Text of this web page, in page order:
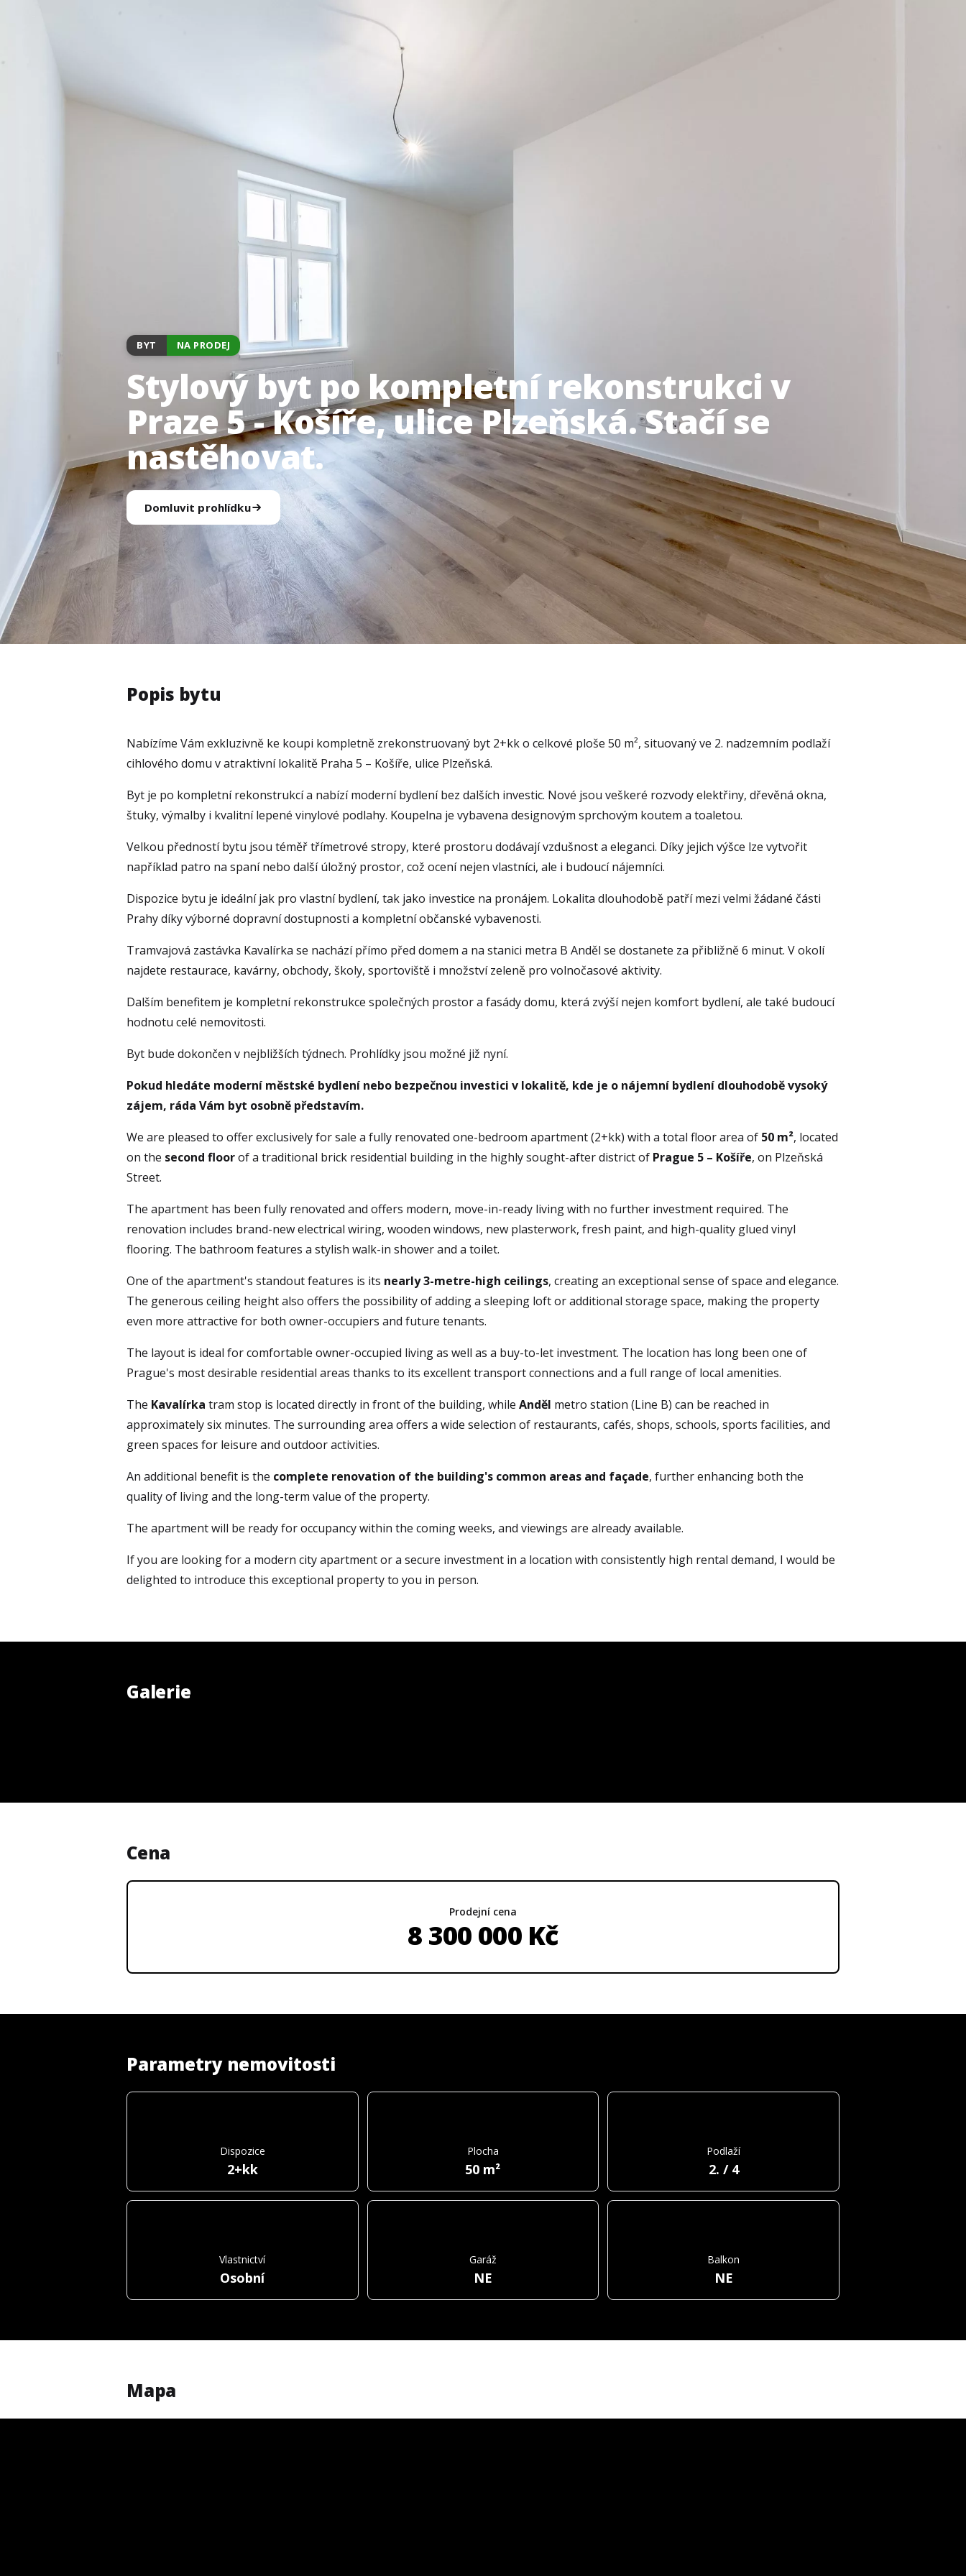
BYT NA PRODEJ
Stylový byt po kompletní rekonstrukci v
Praze 5 - Košíře, ulice Plzeňská. Stačí se
nastěhovat.
Domluvit prohlídku
Popis bytu
Nabízíme Vám exkluzivně ke koupi kompletně zrekonstruovaný byt 2+kk o celkové ploše 50 m², situovaný ve 2. nadzemním podlaží
cihlového domu v atraktivní lokalitě Praha 5 – Košíře, ulice Plzeňská.
Byt je po kompletní rekonstrukcí a nabízí moderní bydlení bez dalších investic. Nové jsou veškeré rozvody elektřiny, dřevěná okna,
štuky, výmalby i kvalitní lepené vinylové podlahy. Koupelna je vybavena designovým sprchovým koutem a toaletou.
Velkou předností bytu jsou téměř třímetrové stropy, které prostoru dodávají vzdušnost a eleganci. Díky jejich výšce lze vytvořit
například patro na spaní nebo další úložný prostor, což ocení nejen vlastníci, ale i budoucí nájemníci.
Dispozice bytu je ideální jak pro vlastní bydlení, tak jako investice na pronájem. Lokalita dlouhodobě patří mezi velmi žádané části
Prahy díky výborné dopravní dostupnosti a kompletní občanské vybavenosti.
Tramvajová zastávka Kavalírka se nachází přímo před domem a na stanici metra B Anděl se dostanete za přibližně 6 minut. V okolí
najdete restaurace, kavárny, obchody, školy, sportoviště i množství zeleně pro volnočasové aktivity.
Dalším benefitem je kompletní rekonstrukce společných prostor a fasády domu, která zvýší nejen komfort bydlení, ale také budoucí
hodnotu celé nemovitosti.
Byt bude dokončen v nejbližších týdnech. Prohlídky jsou možné již nyní.
Pokud hledáte moderní městské bydlení nebo bezpečnou investici v lokalitě, kde je o nájemní bydlení dlouhodobě vysoký
zájem, ráda Vám byt osobně představím.
We are pleased to offer exclusively for sale a fully renovated one-bedroom apartment (2+kk) with a total floor area of 50 m², located
on the second floor of a traditional brick residential building in the highly sought-after district of Prague 5 – Košíře, on Plzeňská
Street.
The apartment has been fully renovated and offers modern, move-in-ready living with no further investment required. The
renovation includes brand-new electrical wiring, wooden windows, new plasterwork, fresh paint, and high-quality glued vinyl
flooring. The bathroom features a stylish walk-in shower and a toilet.
One of the apartment's standout features is its nearly 3-metre-high ceilings, creating an exceptional sense of space and elegance.
The generous ceiling height also offers the possibility of adding a sleeping loft or additional storage space, making the property
even more attractive for both owner-occupiers and future tenants.
The layout is ideal for comfortable owner-occupied living as well as a buy-to-let investment. The location has long been one of
Prague's most desirable residential areas thanks to its excellent transport connections and a full range of local amenities.
The Kavalírka tram stop is located directly in front of the building, while Anděl metro station (Line B) can be reached in
approximately six minutes. The surrounding area offers a wide selection of restaurants, cafés, shops, schools, sports facilities, and
green spaces for leisure and outdoor activities.
An additional benefit is the complete renovation of the building's common areas and façade, further enhancing both the
quality of living and the long-term value of the property.
The apartment will be ready for occupancy within the coming weeks, and viewings are already available.
If you are looking for a modern city apartment or a secure investment in a location with consistently high rental demand, I would be
delighted to introduce this exceptional property to you in person.
Galerie
Cena
Prodejní cena
8 300 000 Kč
Parametry nemovitosti
Dispozice
2+kk
Plocha
50 m²
Podlaží
2. / 4
Vlastnictví
Osobní
Garáž
NE
Balkon
NE
Mapa